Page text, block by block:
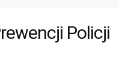
Policji